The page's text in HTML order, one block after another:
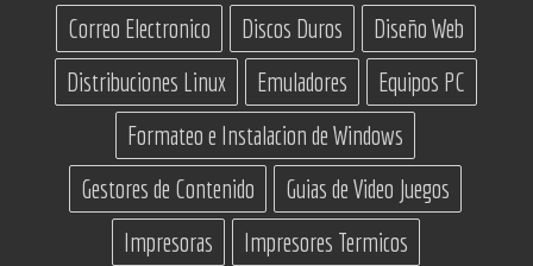
Correo Electronico
Discos Duros
Diseño Web
Distribuciones Linux
Emuladores
Equipos PC
Formateo e Instalacion de Windows
Gestores de Contenido
Guias de Video Juegos
Impresoras
Impresores Termicos